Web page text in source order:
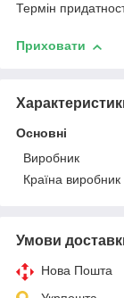
Термін
Приховати
Основні
Виробник
Країна виробник
Умови
Нова Пошта